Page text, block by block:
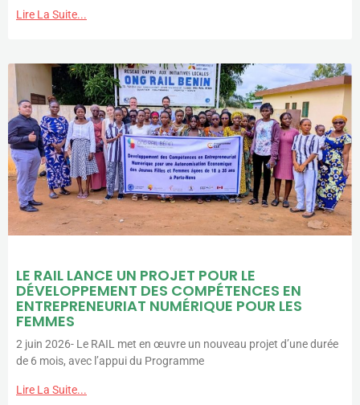
Lire La Suite...
LE RAIL LANCE UN PROJET POUR LE
DÉVELOPPEMENT DES COMPÉTENCES EN
ENTREPRENEURIAT NUMÉRIQUE POUR LES
FEMMES
2 juin 2026- Le RAIL met en œuvre un nouveau projet d’une durée
de 6 mois, avec l’appui du Programme
Lire La Suite...